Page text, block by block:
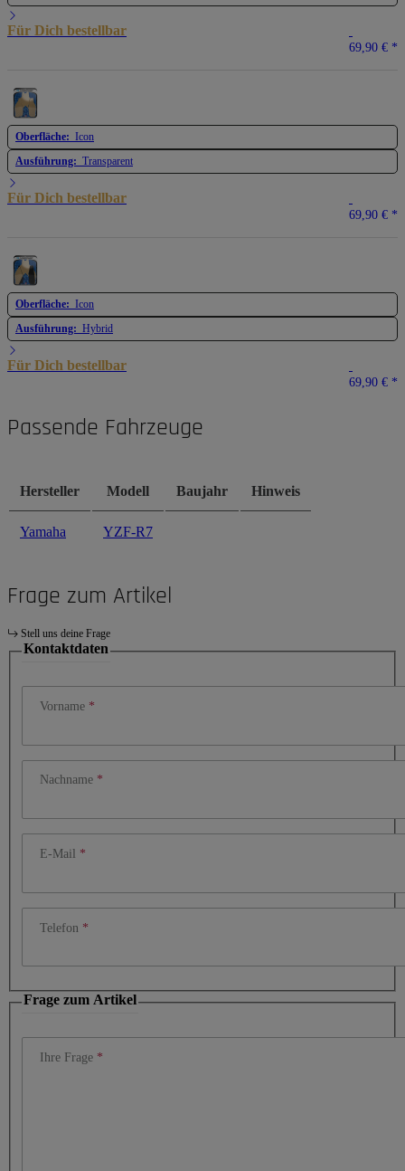
Für Dich bestellbar
69,90 € *
Oberfläche: Icon
Ausführung: Transparent
Für Dich bestellbar
69,90 € *
Oberfläche: Icon
Ausführung: Hybrid
Für Dich bestellbar
69,90 € *
Passende Fahrzeuge
Hersteller Modell Baujahr Hinweis
Yamaha YZF-R7
Frage zum Artikel
Stell uns deine Frage
Kontaktdaten
Vorname
Nachname
E-Mail
Telefon
Frage zum Artikel
Ihre Frage